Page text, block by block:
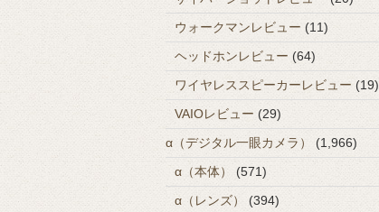
ウォークマンレビュー (11)
ヘッドホンレビュー (64)
ワイヤレススピーカーレビュー (19)
VAIOレビュー (29)
α（デジタル一眼カメラ）
(1,966)
α（本体）
(571)
α（レンズ）
(394)